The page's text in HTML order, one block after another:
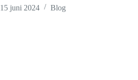
15 juni 2024 Blog